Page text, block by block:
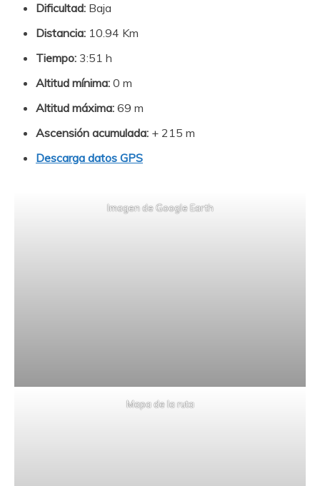
Dificultad: Baja
Distancia: 10.94 Km
Tiempo: 3:51 h
Altitud mínima: 0 m
Altitud máxima: 69 m
Ascensión acumulada: + 215 m
Descarga datos GPS
Imagen de Google Earth
Mapa de la ruta